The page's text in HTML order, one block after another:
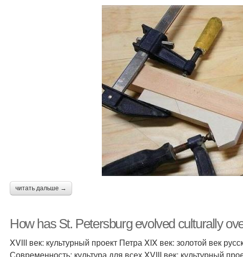
читать дальше →
How has St. Petersburg evolved culturally
XVIII век: культурный проект Петра XIX век: золотой век